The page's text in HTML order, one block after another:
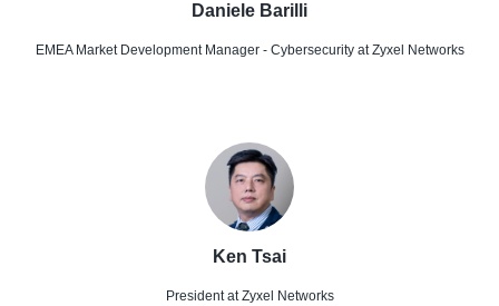
Daniele Barilli
EMEA Market Development Manager - Cybersecurityat Zyxel Networks
Ken Tsai
Presidentat Zyxel Networks